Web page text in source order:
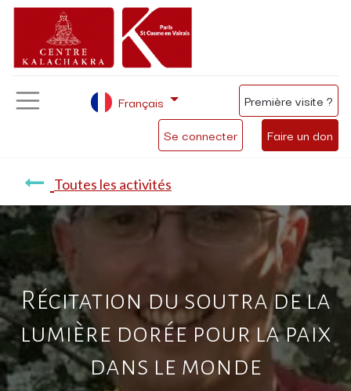
Se connecter Faire un don
Français Première visite ?
Toutes les activités
Récitation du soutra de la
lumière dorée pour la paix
dans le monde